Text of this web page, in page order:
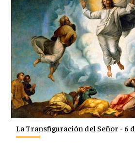
La Transfiguración del Señor - 6